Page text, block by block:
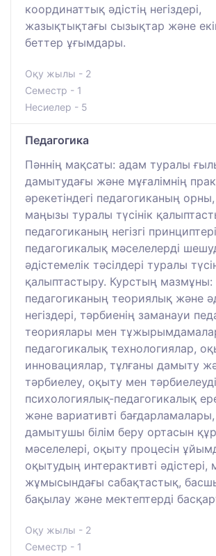
координаттық әдістің негіздері,
жазықтықтағы сызықтар және
беттер ұғымдары.
Оқу жылы - 2
Семестр - 1
Несиелер - 5
Педагогика
Пәннің мақсаты: адам туралы
дамытудағы және мұғалімнің
әрекетіндегі педагогиканың
маңызы туралы түсінік
педагогиканың негізгі
педагогикалық мәселелерді
әдістемелік тәсілдері туралы
қалыптастыру. Курстың мазмұны:
педагогиканың теориялық және
негіздері, тәрбиенің заманауи
теориялары мен
педагогикалық технологиялар,
инновациялар, тұлғаны дамыту
тәрбиелеу, оқыту мен
психологиялық-педагогикалық
және вариативті бағдарламалары,
дамытушы білім беру ортасын
мәселелері, оқыту процесін
оқытудың интерактивті әдістері,
жұмысындағы сабақтастық,
бақылау және мектептерді
Оқу жылы - 2
Семестр - 1